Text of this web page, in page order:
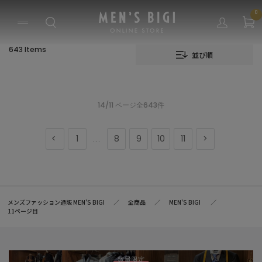
0
643 Items 並び順
14/11 ページ全643件
1 ... 8 9 10 11
メンズファッション通販 MEN'S BIGI 全商品
MEN'S BIGI
11ページ目